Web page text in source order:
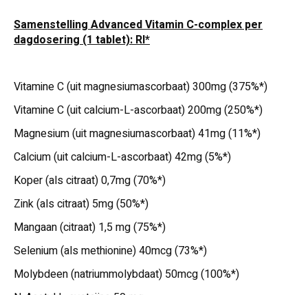
Samenstelling Advanced Vitamin C-complex per
dagdosering (1 tablet): RI*
Vitamine C (uit magnesiumascorbaat) 300mg (375%*)
Vitamine C (uit calcium-L-ascorbaat) 200mg (250%*)
Magnesium (uit magnesiumascorbaat) 41mg (11%*)
Calcium (uit calcium-L-ascorbaat) 42mg (5%*)
Koper (als citraat) 0,7mg (70%*)
Zink (als citraat) 5mg (50%*)
Mangaan (citraat) 1,5 mg (75%*)
Selenium (als methionine) 40mcg (73%*)
Molybdeen (natriummolybdaat) 50mcg (100%*)